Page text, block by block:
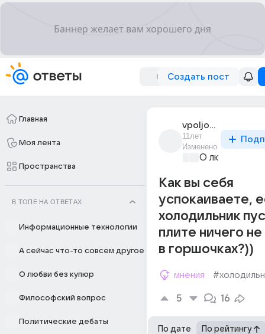
Создать пост
Главная
Моя лента
Пространства
В ТОПЕ НА ОТВЕТАХ
Информационные технологии
А сейчас что-то совсем другое
О любви без купюр
Философский вопрос
Политические дебаты
vpoljote
11лет
Изменено
О любви без
Как вы себя
успокаиваете,
холодильник
плите ничего
в горшочках?))
мнения
5 16
По дате По рейтингу